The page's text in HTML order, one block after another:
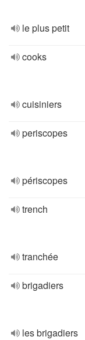
le plus petit
cooks
cuisiniers
periscopes
périscopes
trench
tranchée
brigadiers
les brigadiers